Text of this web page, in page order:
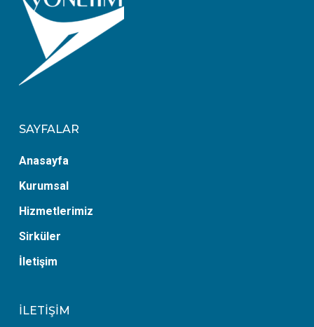
SAYFALAR
Anasayfa
Kurumsal
Hizmetlerimiz
Sirküler
İletişim
İLETİŞİM